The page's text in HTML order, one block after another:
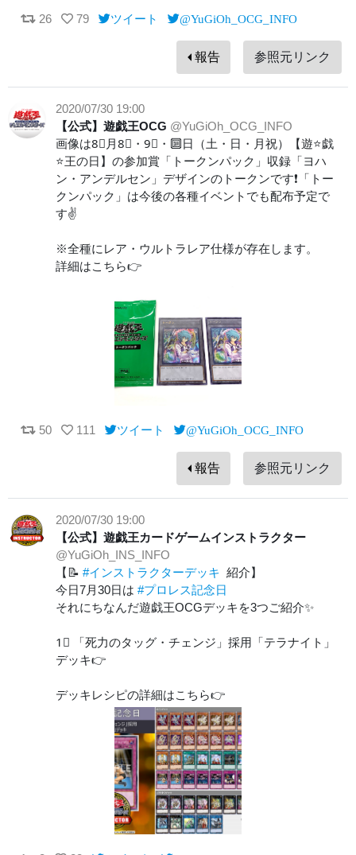
26 79 ツイート @YuGiOh_OCG_INFO
報告 参照元リンク
2020/07/30 19:00
【公式】遊戯王OCG @YuGiOh_OCG_INFO
画像は8⃣月8⃣・9⃣・🔟日（土・日・月祝）【遊⭐️戯
⭐️王の日】の参加賞「トークンパック」収録「ヨハ
ン・アンデルセン」デザインのトークンです❗️「トー
クンパック」は今後の各種イベントでも配布予定で
す✌️
※全種にレア・ウルトラレア仕様が存在します。
詳細はこちら👉
50 111 ツイート @YuGiOh_OCG_INFO
報告 参照元リンク
2020/07/30 19:00
【公式】遊戯王カードゲームインストラクター
@YuGiOh_INS_INFO
【📝 #インストラクターデッキ 紹介】
今日7月30日は #プロレス記念日
それにちなんだ遊戯王OCGデッキを3つご紹介✨
1⃣ 「死力のタッグ・チェンジ」採用「テラナイト」
デッキ👉
デッキレシピの詳細はこちら👉